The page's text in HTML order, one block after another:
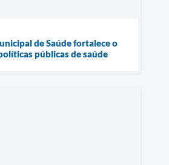
de Saúde fortalece o
públicas de saúde